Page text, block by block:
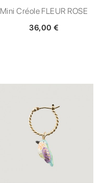
Mini Créole FLEUR ROSE
36,00 €